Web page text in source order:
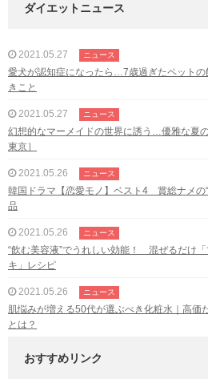
ダイエットニュース
2021.05.27 ニュース
愛犬が認知症になったら…7歳過ぎたペット
きこと
2021.05.27 ニュース
幻想的なマーメイドの世界に誘う…優雅な夏
東京］
2021.05.26 ニュース
韓国ドラマ【恋愛モノ】ベスト4 賞総ナメの
品
2021.05.26 ニュース
“飲む美容液”でうれしい効能！ 混ぜるだけ
キ」レシピ
2021.05.26 ニュース
肌悩みが増える50代が選ぶべき化粧水｜高
とは？
おすすめリンク